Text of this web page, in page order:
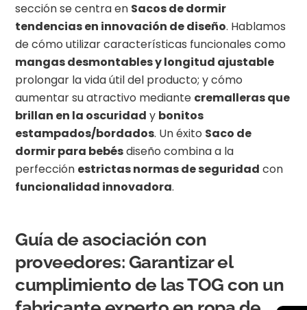
sección se centra en Sacos de dormir
tendencias en innovación de diseño. Hablamos
de cómo utilizar características funcionales como
mangas desmontables y longitud ajustable
prolongar la vida útil del producto; y cómo
aumentar su atractivo mediante cremalleras que
brillan en la oscuridad y bonitos
estampados/bordados. Un éxito Saco de
dormir para bebésdiseño combina a la
perfección estrictas normas de seguridad con
funcionalidad innovadora.
Guía de asociación con
proveedores: Garantizar el
cumplimiento de las TOG con un